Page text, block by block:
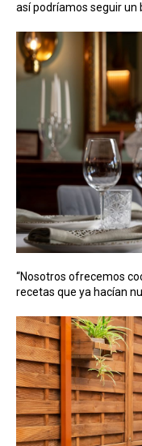
así podríamos seguir un
“Nosotros ofrecemos
recetas que ya hacían